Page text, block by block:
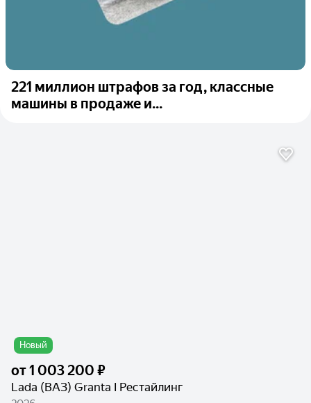
221 миллион штрафов за год, классные
машины в продаже и...
Новый
от1 003 200 ₽
Lada (ВАЗ) Granta I Рестайлинг